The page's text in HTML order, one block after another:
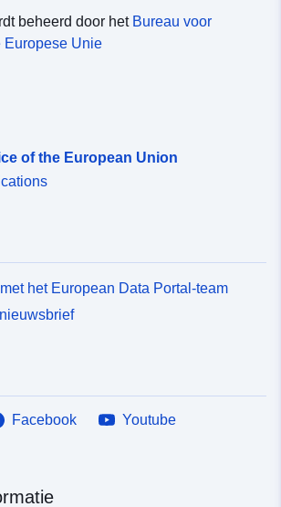
beheerd door het Bureau voor
Europese Unie
of the European Union
het European Data Portal-team
Facebook
Youtube